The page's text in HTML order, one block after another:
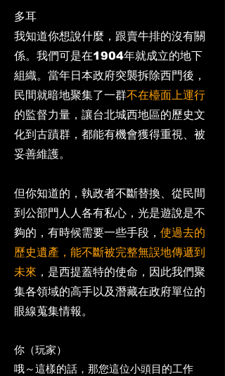
多耳
​我知道你想說什麼，跟賣牛排的沒有關
係。我們可是在1904年就成立的地下
組織。當年日本政府突襲拆除西門後，
民間就暗地聚集了一群不在檯面上運行
的監督力量，讓台北城西地區的歷史文
化到古蹟群，都能有機會獲得重視、被
妥善維護。
但你知道的，執政者不斷替換、從民間
到公部門人人各有私心，光是遊說是不
夠的，有時候需要一些手段， 使過去的
歷史遺產，能不斷被完整無誤地傳遞到
未來 ，是西提蓋特的使命 ，因此我們聚
集各領域的高手以及潛藏在政府單位的
眼線蒐集情報。
你（玩家）
哦～這樣的話，那您這位小頭目的工作